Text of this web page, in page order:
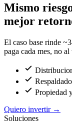
Mismo
mejor
El caso base rinde
paga cada mes, no
Propiedad
Quiero invertir →
Soluciones